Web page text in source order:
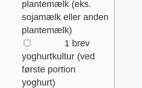
plantemælk (eks.
sojamælk eller anden
plantemælk)
1 brev
yoghurtkultur (ved
første portion
yoghurt)